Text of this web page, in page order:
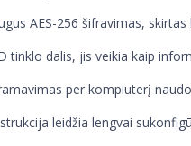
AES-256 šifravimas,
tinklo dalis, jis veikia kaip
per kompiuterį
leidžia lengvai